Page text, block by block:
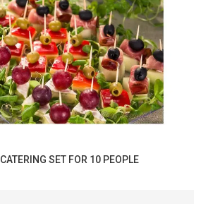
CATERING SET FOR 10 PEOPLE